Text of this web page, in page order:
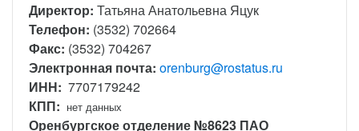
Директор: Татьяна Анатольевна Яцук
Телефон: (3532) 702664
Факс: (3532) 704267
Электронная почта: orenburg@rostatus.ru
ИНН: 7707179242
КПП: нет данных
Оренбургское отделение №8623 ПАО